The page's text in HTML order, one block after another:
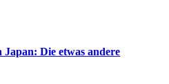
Japan: Die etwas andere